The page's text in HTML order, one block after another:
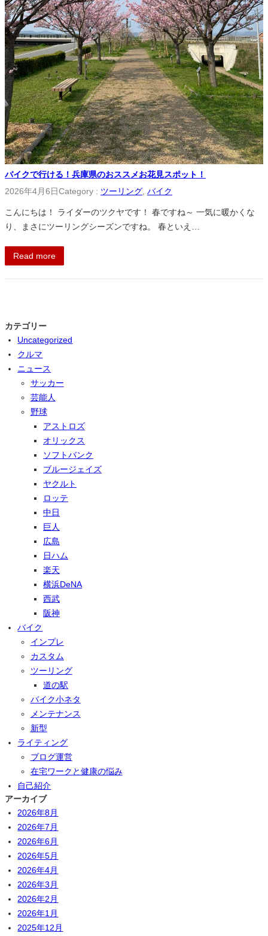
バイクで行ける！兵庫県のおススメお花見スポット！
2026年4月6日Category : ツーリング バイク
こんにちは！ ライダーのツクヤです！ 春ですね～ 一気に暖かくな
り、まさにツーリングシーズンですね。 春といえ…
Read more
カテゴリー
Uncategorized
クルマ
ニュース
サッカー
芸能人
野球
アストロズ
オリックス
ソフトバンク
ブルージェイズ
ヤクルト
ロッテ
中日
巨人
広島
日ハム
楽天
横浜DeNA
西武
阪神
バイク
インプレ
カスタム
ツーリング
道の駅
バイク小ネタ
メンテナンス
新型
ライティング
ブログ運営
在宅ワークと健康の悩み
自己紹介
アーカイブ
2026年8月
2026年7月
2026年6月
2026年5月
2026年4月
2026年3月
2026年2月
2026年1月
2025年12月